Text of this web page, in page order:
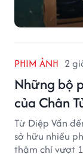
PHIM ẢNH 2
Những bộ
của Chân
Từ Diệp Vấn
sở hữu nhiều
thậm chí vượt